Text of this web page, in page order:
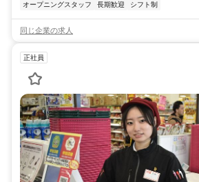
オープニングスタッフ
長期歓迎 シフト制
同じ企業の求人
正社員